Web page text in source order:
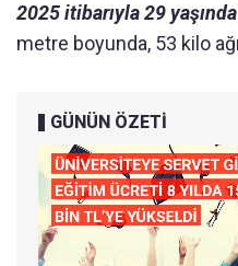
2025 itibarıyla 29
metre boyunda, 53 kilo
GÜNÜN ÖZETİ